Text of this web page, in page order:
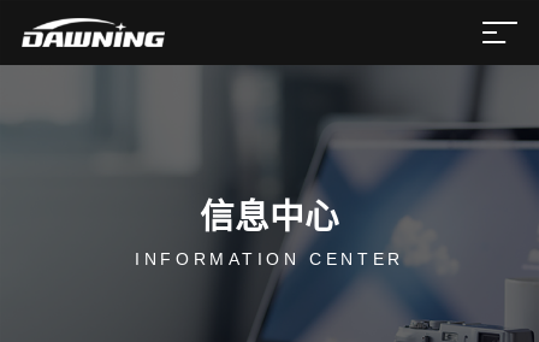
信息中心
INFORMATION CENTER